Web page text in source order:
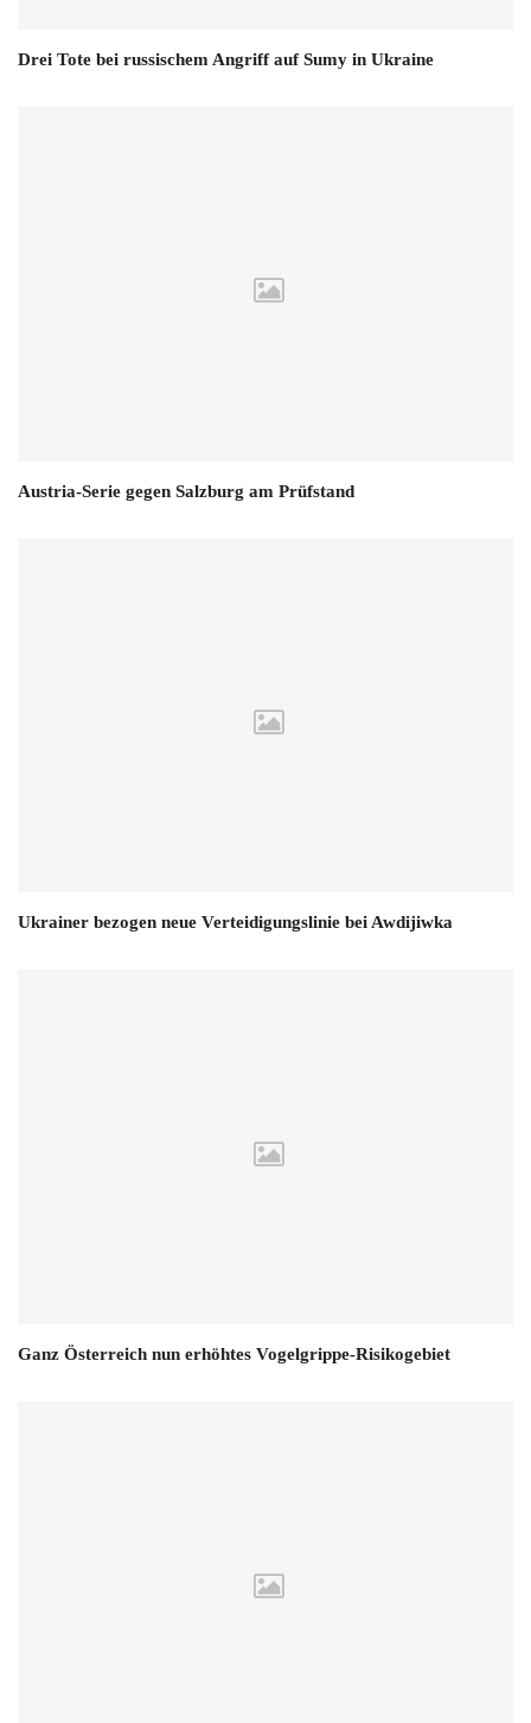
Drei Tote bei russischem Angriff auf Sumy in Ukraine
Austria-Serie gegen Salzburg am Prüfstand
Ukrainer bezogen neue Verteidigungslinie bei Awdijiwka
Ganz Österreich nun erhöhtes Vogelgrippe-Risikogebiet